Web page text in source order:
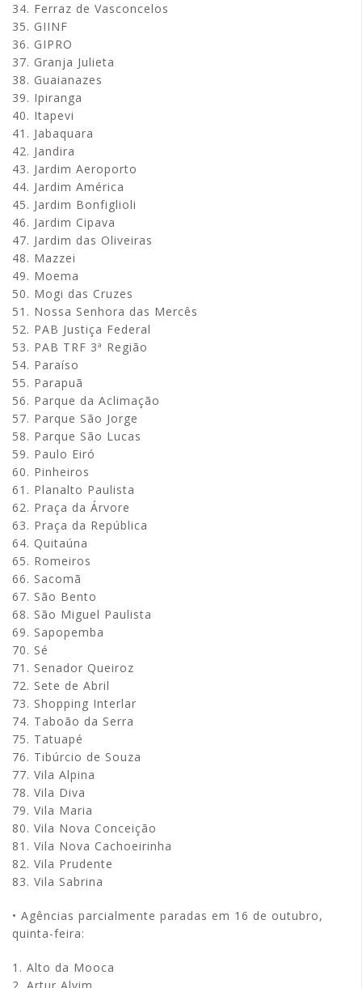
34. Ferraz de Vasconcelos
35. GIINF
36. GIPRO
37. Granja Julieta
38. Guaianazes
39. Ipiranga
40. Itapevi
41. Jabaquara
42. Jandira
43. Jardim Aeroporto
44. Jardim América
45. Jardim Bonfiglioli
46. Jardim Cipava
47. Jardim das Oliveiras
48. Mazzei
49. Moema
50. Mogi das Cruzes
51. Nossa Senhora das Mercês
52. PAB Justiça Federal
53. PAB TRF 3ª Região
54. Paraíso
55. Parapuã
56. Parque da Aclimação
57. Parque São Jorge
58. Parque São Lucas
59. Paulo Eiró
60. Pinheiros
61. Planalto Paulista
62. Praça da Árvore
63. Praça da República
64. Quitaúna
65. Romeiros
66. Sacomã
67. São Bento
68. São Miguel Paulista
69. Sapopemba
70. Sé
71. Senador Queiroz
72. Sete de Abril
73. Shopping Interlar
74. Taboão da Serra
75. Tatuapé
76. Tibúrcio de Souza
77. Vila Alpina
78. Vila Diva
79. Vila Maria
80. Vila Nova Conceição
81. Vila Nova Cachoeirinha
82. Vila Prudente
83. Vila Sabrina
• Agências parcialmente paradas em 16 de outubro,
quinta-feira:
1. Alto da Mooca